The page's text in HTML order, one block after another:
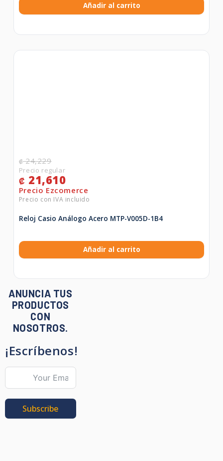
Añadir al carrito
₡24,229
₡ 21,610
Reloj Casio Análogo Acero MTP-V005D-1B4
Añadir al carrito
ANUNCIA TUS
PRODUCTOS
CON
NOSOTROS.
¡Escríbenos!
Subscribe